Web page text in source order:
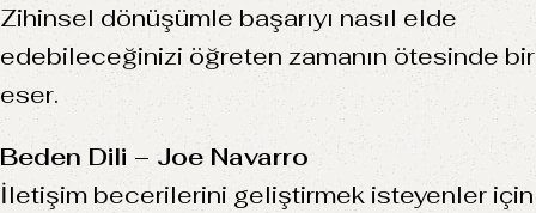
Zihinsel dönüşümle başarıyı nasıl elde
edebileceğinizi öğreten zamanın ötesinde bir
eser.
Beden Dili – Joe Navarro
İletişim becerilerini geliştirmek isteyenler için